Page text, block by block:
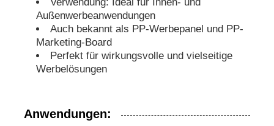
PP-Rohre
Rohrverbindungen aus Polypropylen
Außenwerbeanwendungen
Auch bekannt als PP-Werbepanel und PP-
Marketing-Board
Perfekt für wirkungsvolle und vielseitige
Werbelösungen
Anwendungen: